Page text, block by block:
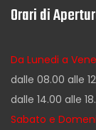
Orari di
Da Lunedi a
dalle 08.00 alle
dalle 14.00 alle
Sabato e